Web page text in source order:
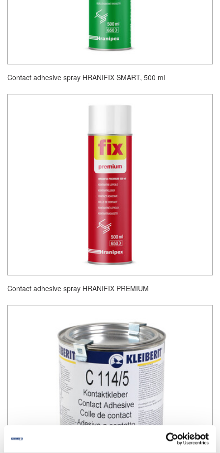
Contact adhesive spray HRANIFIX SMART, 500 ml
Contact adhesive spray HRANIFIX PREMIUM